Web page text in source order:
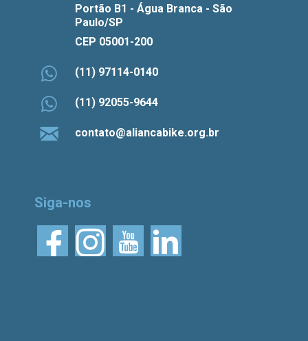
Portão B1 - Água Branca - São
Paulo/SP
CEP 05001-200
(11) 97114-0140
(11) 92055-9644
contato@aliancabike.org.br
Siga-nos